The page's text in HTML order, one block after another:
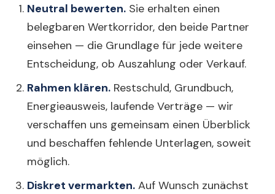
Neutral bewerten. Sie erhalten einen
belegbaren Wertkorridor, den beide Partner
einsehen — die Grundlage für jede weitere
Entscheidung, ob Auszahlung oder Verkauf.
Rahmen klären. Restschuld, Grundbuch,
Energieausweis, laufende Verträge — wir
verschaffen uns gemeinsam einen Überblick
und beschaffen fehlende Unterlagen, soweit
möglich.
Diskret vermarkten. Auf Wunsch zunächst